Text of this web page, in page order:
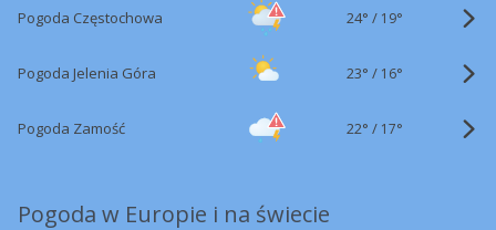
Pogoda Częstochowa 24° / 19°
Pogoda Jelenia Góra 23° / 16°
Pogoda Zamość 22° / 17°
Pogoda w Europie i na świecie